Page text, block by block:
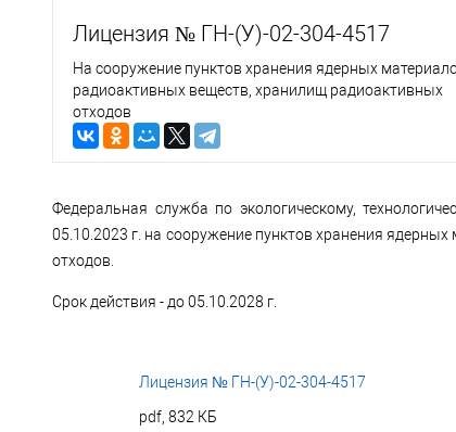
Лицензия № ГН-(У)-02-304-4517
На сооружение пунктов хранения ядерных
радиоактивных веществ, хранилищ радиоактивных
отходов
Федеральная служба по экологическому,
05.10.2023 г. на сооружение пунктов хранения
отходов.
Срок действия - до 05.10.2028 г.
Лицензия № ГН-(У)-02-304-4517
pdf, 832 КБ